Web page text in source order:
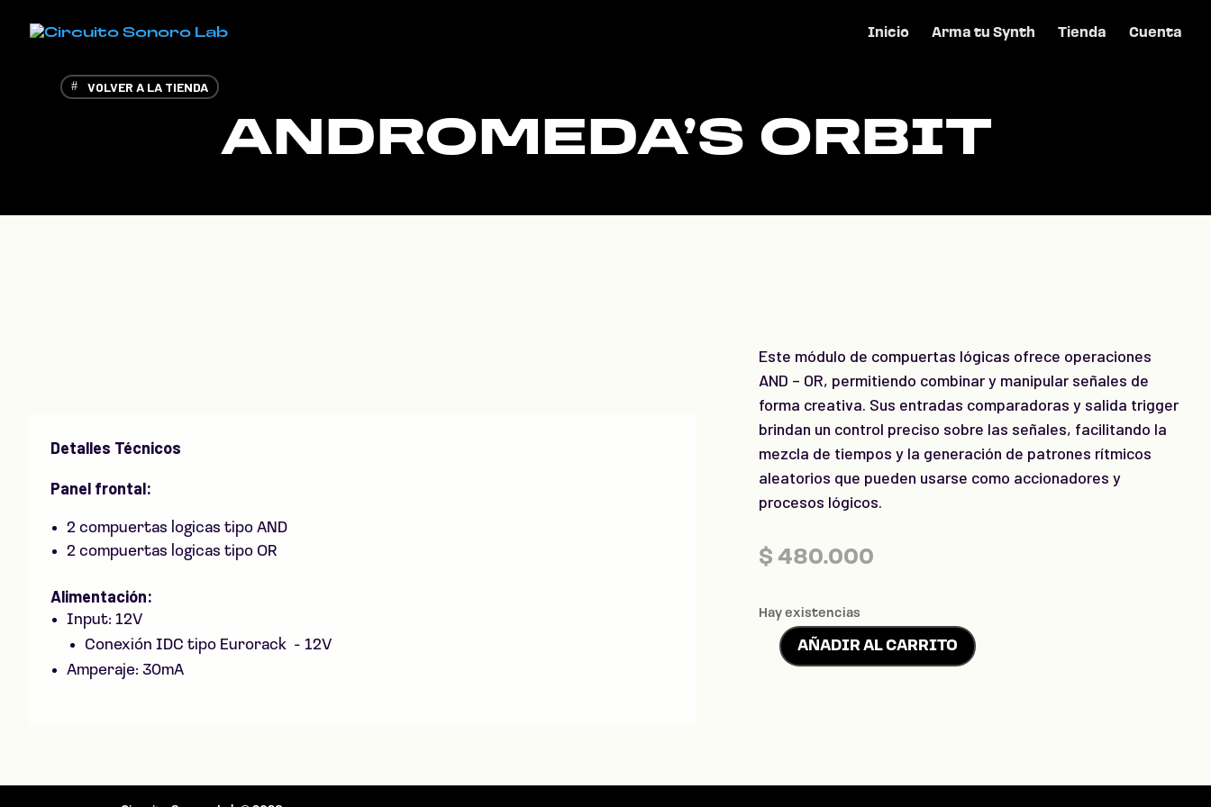
Inicio Arma tu Synth Tienda Cuenta
VOLVER A LA TIENDA
ANDROMEDA’S ORBIT
Detalles Técnicos
Panel frontal:
2 compuertas logicas tipo AND
2 compuertas logicas tipo OR
Alimentación:
Input: 12V
Conexión IDC tipo Eurorack - 12V
Amperaje: 30mA
Este módulo de compuertas lógicas ofrece operaciones
AND – OR, permitiendo combinar y manipular señales de
forma creativa. Sus entradas comparadoras y salida trigger
brindan un control preciso sobre las señales, facilitando la
mezcla de tiempos y la generación de patrones rítmicos
aleatorios que pueden usarse como accionadores y
procesos lógicos.
$ 480.000
Hay existencias
ANDromeda's
AÑADIR AL CARRITO